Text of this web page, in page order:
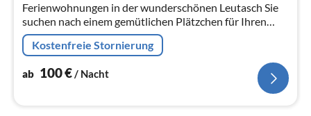
Ferienwohnungen in der wunderschönen Leutasch Sie
suchen nach einem gemütlichen Plätzchen für Ihren
Urlaub? Dann sind Sie im Haus Bergsonne genau richtig!
Kostenfreie Stornierung
ab 100€/ Nacht